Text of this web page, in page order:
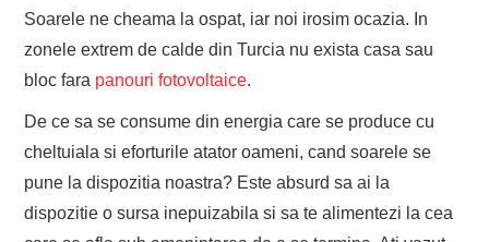
Soarele ne cheama la ospat, iar noi irosim ocazia. In
zonele extrem de calde din Turcia nu exista casa sau
bloc fara panouri fotovoltaice.
De ce sa se consume din energia care se produce cu
cheltuiala si eforturile atator oameni, cand soarele se
pune la dispozitia noastra? Este absurd sa ai la
dispozitie o sursa inepuizabila si sa te alimentezi la cea